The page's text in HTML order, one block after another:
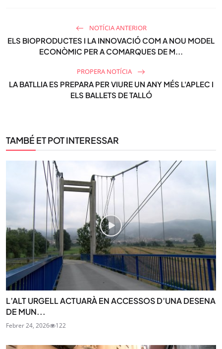
NOTÍCIA ANTERIOR
ELS BIOPRODUCTES I LA INNOVACIÓ COM A NOU MODEL
ECONÒMIC PER A COMARQUES DE M...
PROPERA NOTÍCIA
LA BATLLIA ES PREPARA PER VIURE UN ANY MÉS L'APLEC I
ELS BALLETS DE TALLÓ
TAMBÉ ET POT INTERESSAR
L’ALT URGELL ACTUARÀ EN ACCESSOS D’UNA DESENA
DE MUN...
Febrer 24, 2026 122